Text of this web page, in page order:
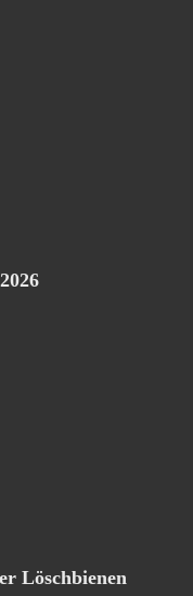
Löschbienen